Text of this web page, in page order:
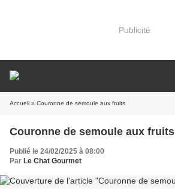
Publicité
Accueil » Couronne de semoule aux fruits
Couronne de semoule aux fruits
Publié le 24/02/2025 à 08:00
Par Le Chat Gourmet